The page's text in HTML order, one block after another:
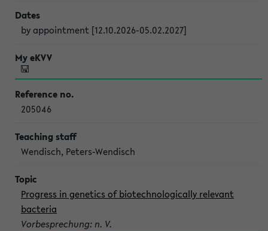
by appointment [12.10.2026-05.02.2027]
205046
Wendisch, Peters-Wendisch
Progress in genetics of biotechnologically relevant
bacteria
Vorbesprechung: n. V.